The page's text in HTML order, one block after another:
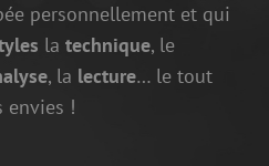
personnellement et qui
la technique, le
, la lecture… le tout
envies !